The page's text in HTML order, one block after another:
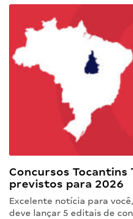
Concursos Tocantins
previstos para 2026
Excelente notícia para
deve lançar 5 editais de